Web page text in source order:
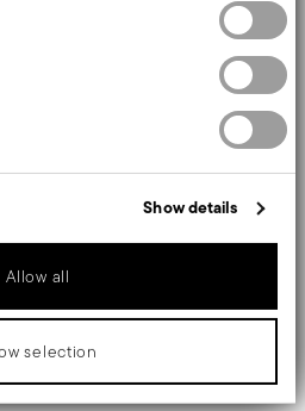
actively scanning it for specific
personal data is processed and set
content and ads, to provide social
our traffic. We also share
our site with our social media,
who may combine it with other
Show details
Allow all
selection
l’utilizzo di grassi e facilita la
diamantato e strato di